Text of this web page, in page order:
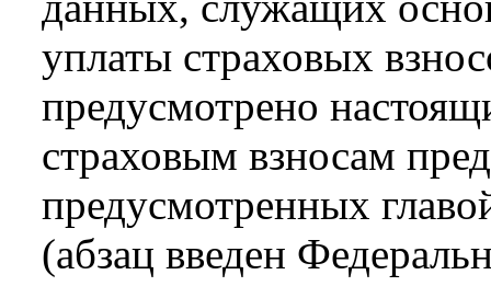
уплаты страховых
предусмотрено
страховым взносам
предусмотренных
(абзац введен